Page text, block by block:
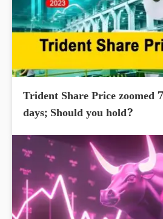
Trident Share Price zoomed
days; Should you hold?